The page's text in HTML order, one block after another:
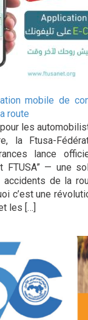
mobile de
route
les
la Ftusa-
lance
FTUSA” — une
de la
c’est une
les […]